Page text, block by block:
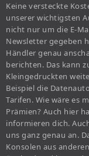
Keine versteckte
unserer wichtigsten
nicht nur um die E-
Newsletter gegeben
Händler genau
berichten. Das kann
Kleingedruckten
Beispiel die
Tarifen. Wie wäre es
Prämien? Auch hier
informieren dich.
uns ganz genau an.
Konsolen aus